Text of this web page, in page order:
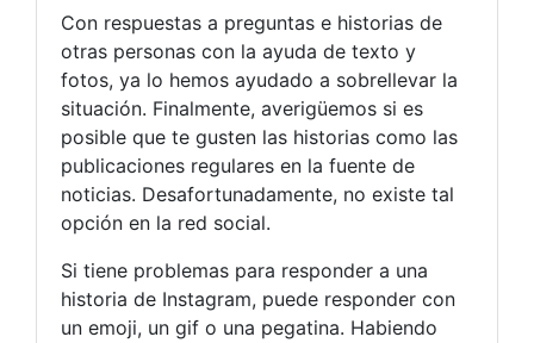
Con respuestas a preguntas e historias de
otras personas con la ayuda de texto y
fotos, ya lo hemos ayudado a sobrellevar la
situación. Finalmente, averigüemos si es
posible que te gusten las historias como las
publicaciones regulares en la fuente de
noticias. Desafortunadamente, no existe tal
opción en la red social.
Si tiene problemas para responder a una
historia de Instagram, puede responder con
un emoji, un gif o una pegatina. Habiendo